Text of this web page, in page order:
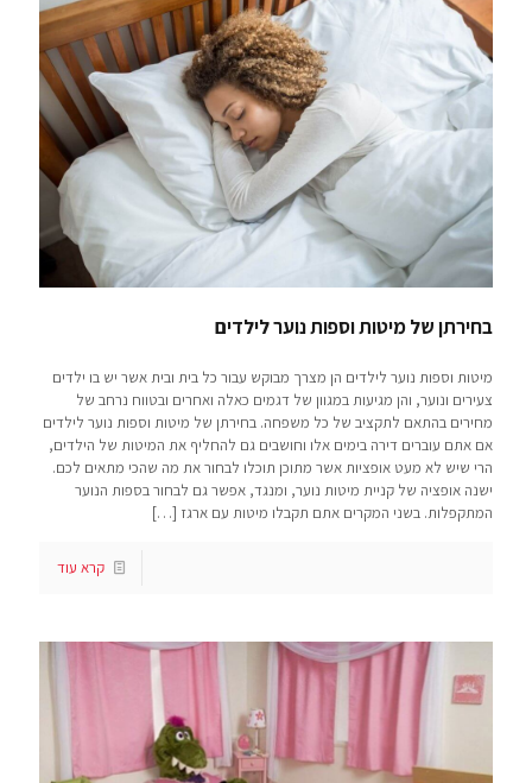
בחירתן של מיטות וספות נוער לילדים
מיטות וספות נוער לילדים הן מצרך מבוקש עבור כל בית ובית אשר יש בו ילדים
צעירים ונוער, והן מגיעות במגוון של דגמים כאלה ואחרים ובטווח נרחב של
מחירים בהתאם לתקציב של כל משפחה. בחירתן של מיטות וספות נוער לילדים
אם אתם עוברים דירה בימים אלו וחושבים גם להחליף את המיטות של הילדים,
הרי שיש לא מעט אופציות אשר מתוכן תוכלו לבחור את מה שהכי מתאים לכם.
ישנה אופציה של קניית מיטות נוער, ומנגד, אפשר גם לבחור בספות הנוער
המתקפלות. בשני המקרים אתם תקבלו מיטות עם ארגז […]
קרא עוד